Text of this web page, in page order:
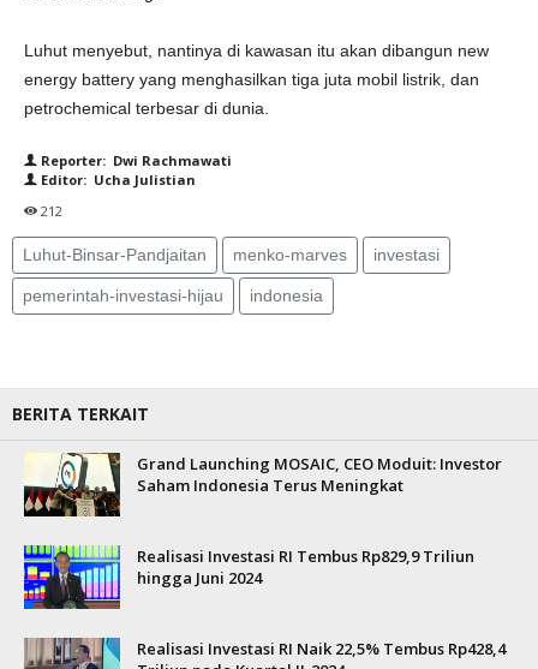
Luhut menyebut, nantinya di kawasan itu akan dibangun new
energy battery yang menghasilkan tiga juta mobil listrik, dan
petrochemical terbesar di dunia.
Reporter: Dwi Rachmawati
Editor: Ucha Julistian
212
Luhut-Binsar-Pandjaitan menko-marves investasi
pemerintah-investasi-hijau indonesia
BERITA TERKAIT
Grand Launching MOSAIC, CEO Moduit: Investor
Saham Indonesia Terus Meningkat
Realisasi Investasi RI Tembus Rp829,9 Triliun
hingga Juni 2024
Realisasi Investasi RI Naik 22,5% Tembus Rp428,4